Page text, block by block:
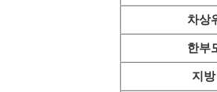
차상
한부
지